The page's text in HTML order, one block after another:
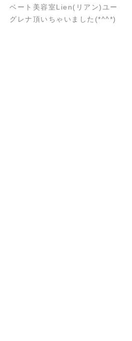
ベート美容室Lien(リアン)ユー
グレナ頂いちゃいました(*^^*)